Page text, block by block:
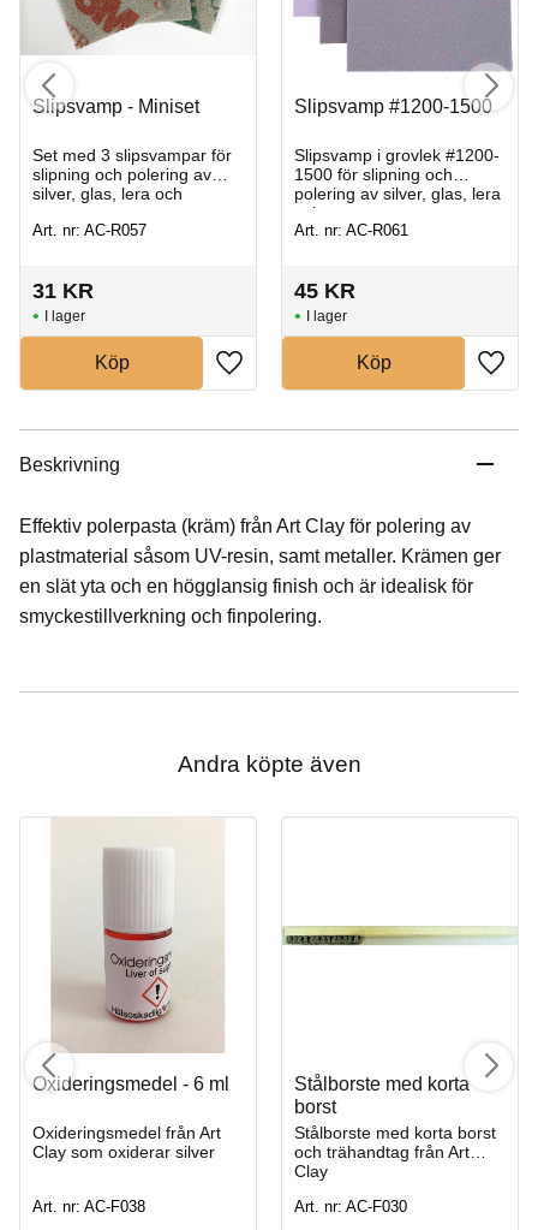
Slipsvamp - Miniset
Set med 3 slipsvampar för
slipning och polering av
silver, glas, lera och
Art. nr: AC-R057
31 KR
I lager
Köp
Slipsvamp #1200-1500
Slipsvamp i grovlek #1200-
1500​ för slipning och
polering av silver, glas, lera
och greenware.
Art. nr: AC-R061
45 KR
I lager
Köp
Beskrivning
Effektiv polerpasta (kräm) från Art Clay för polering av
plastmaterial såsom UV-resin, samt metaller. Krämen ger
en slät yta och en högglansig finish och är idealisk för
smyckestillverkning och finpolering.
Andra köpte även
Oxideringsmedel - 6 ml
Oxideringsmedel från Art
Clay som oxiderar silver
Art. nr: AC-F038
Stålborste med korta
borst
Stålborste med korta borst
och trähandtag från Art
Clay
Art. nr: AC-F030